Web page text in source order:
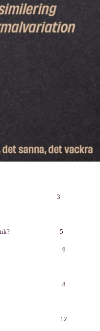
3
5
6
Tribo 8
12